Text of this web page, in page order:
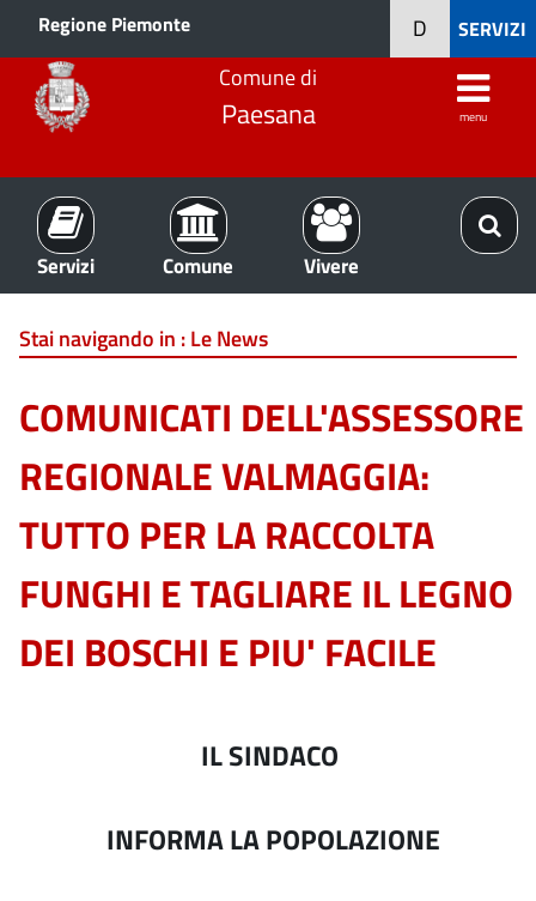
Regione Piemonte SERVIZI
D
Comune di
Paesana menu
Servizi Comune Vivere
Stai navigando in :Le News
COMUNICATI DELL'ASSESSORE
REGIONALE VALMAGGIA:
TUTTO PER LA RACCOLTA
FUNGHI E TAGLIARE IL LEGNO
DEI BOSCHI E PIU' FACILE
IL SINDACO
INFORMA LA POPOLAZIONE